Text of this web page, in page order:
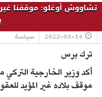
تشاووش أوغلو: موقفنا
2022-03-14 سياسة
ترك برس
أكد وزير الخارجية
موقف بلاده غير المؤيد